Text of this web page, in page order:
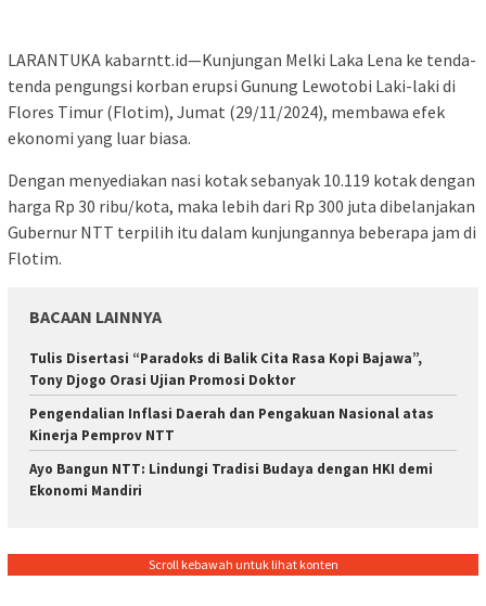
LARANTUKA kabarntt.id—Kunjungan Melki Laka Lena ke tenda-
tenda pengungsi korban erupsi Gunung Lewotobi Laki-laki di
Flores Timur (Flotim), Jumat (29/11/2024), membawa efek
ekonomi yang luar biasa.
Dengan menyediakan nasi kotak sebanyak 10.119 kotak dengan
harga Rp 30 ribu/kota, maka lebih dari Rp 300 juta dibelanjakan
Gubernur NTT terpilih itu dalam kunjungannya beberapa jam di
Flotim.
BACAAN LAINNYA
Tulis Disertasi “Paradoks di Balik Cita Rasa Kopi Bajawa”,
Tony Djogo Orasi Ujian Promosi Doktor
Pengendalian Inflasi Daerah dan Pengakuan Nasional atas
Kinerja Pemprov NTT
Ayo Bangun NTT: Lindungi Tradisi Budaya dengan HKI demi
Ekonomi Mandiri
Scroll kebawah untuk lihat konten